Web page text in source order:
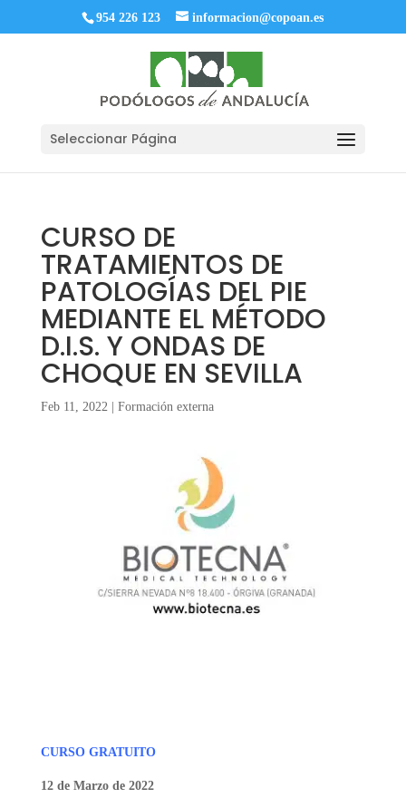
954 226 123 informacion@copoan.es
Seleccionar Página
CURSO DE
TRATAMIENTOS DE
PATOLOGÍAS DEL PIE
MEDIANTE EL MÉTODO
D.I.S. Y ONDAS DE
CHOQUE EN SEVILLA
Feb 11, 2022| Formación externa
CURSO GRATUITO
12 de Marzo de 2022